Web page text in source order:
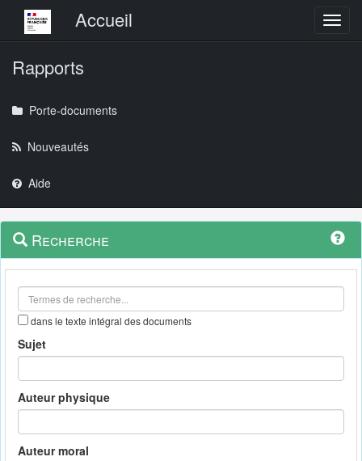
Menu principalAccueil
Rapports
Porte-documents
Nouveautés
Aide
Navigation
outils
Menu
contextuel
Recherche
dans le texte intégral des documents
Sujet
Auteur physique
Auteur moral